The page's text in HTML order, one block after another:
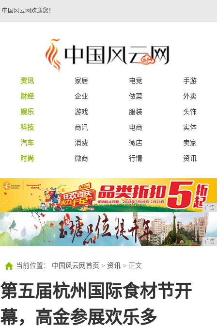
中国风云网欢迎您！
资讯 家居 电竞
手游
财经
企业 做菜
外卖
娱乐
游戏 服装
头饰
科技
商讯 电商
实体
汽车
消费 微店
卖家
时尚
微商 行情 资讯
广告
广告
当前位置： 中国风云网首页 > 资讯 > 正文
第五届杭州国际食材节开
幕，高金参展欢乐多